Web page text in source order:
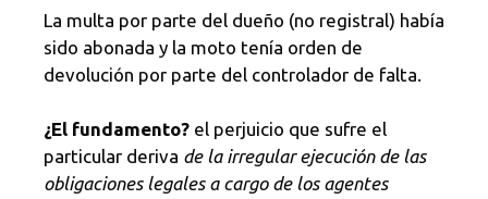
La multa por parte del dueño (no registral) había
sido abonada y la moto tenía orden de
devolución por parte del controlador de falta.
¿El fundamento? el perjuicio que sufre el
particular deriva de la irregular ejecución de las
obligaciones legales a cargo de los agentes